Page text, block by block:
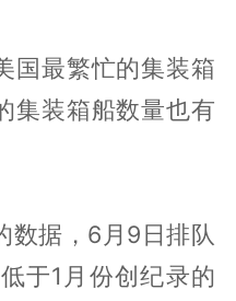
国最繁忙的集装箱
集装箱船数量也有
数据，6月9日排队
于1月份创纪录的